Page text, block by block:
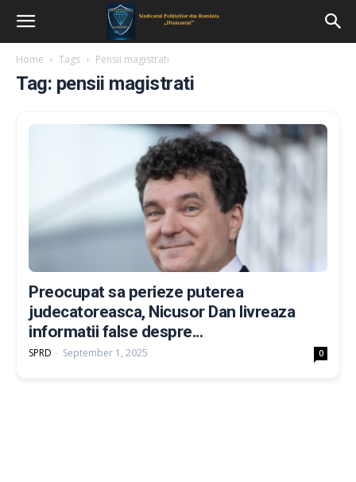
Home Tags Pensii magistrati
Tag: pensii magistrati
Preocupat sa perieze puterea
judecatoreasca, Nicusor Dan livreaza
informatii false despre...
SPRD - September 1, 2025 0